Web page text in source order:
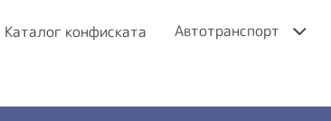
Каталог конфиската Автотранспорт